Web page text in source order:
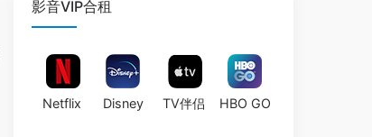
影音VIP合租
Netflix Disney TV伴侣 HBO GO